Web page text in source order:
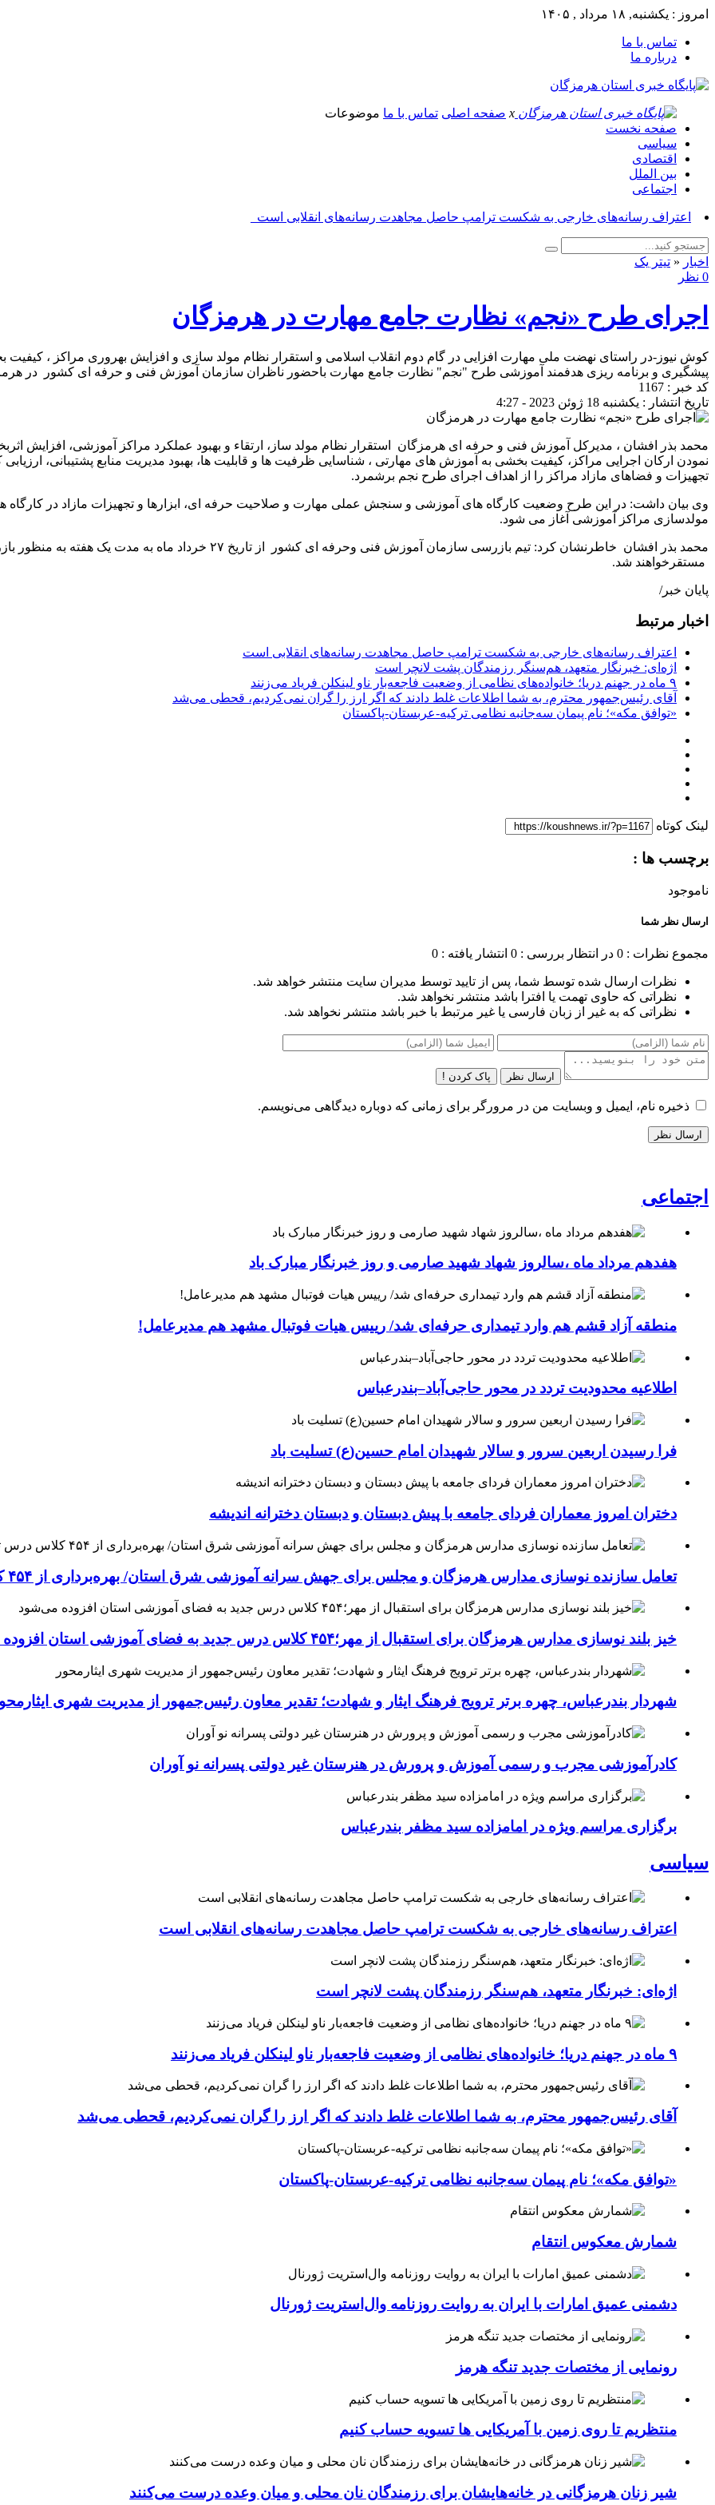
امروز : یکشنبه, ۱۸ مرداد , ۱۴۰۵
تماس با ما
درباره ما
x صفحه اصلی تماس با ما موضوعات
صفحه نخست
سیاسی
اقتصادی
بین الملل
اجتماعی
اعتراف رسانه‌های خارجی به شکست ترامپ حاصل مجاهدت رسانه‌های انقلابی است_
اخبار « تیتر یک
0 نظر
اجرای طرح «نجم» نظارت جامع مهارت در هرمزگان
کوش نیوز-در راستای نهضت ملی مهارت افزایی در گام دوم انقلاب اسلامی و استقرار نظام مولد سازی و افزایش بهروری مراکز ،
پیشگیری و برنامه ریزی هدفمند آموزشی طرح "نجم" نظارت جامع مهارت باحضور ناظران سازمان آموزش فنی و حرفه ای کشور در
کد خبر : 1167
تاریخ انتشار : یکشنبه 18 ژوئن 2023 - 4:27
محمد بذر افشان ، مدیرکل آموزش فنی و حرفه ای هرمزگان استقرار نظام مولد ساز، ارتقاء و بهبود عملکرد مراکز آموزشی، افزایش
نمودن ارکان اجرایی مراکز، کیفیت بخشی به آموزش های مهارتی ، شناسایی ظرفیت ها و قابلیت ها، بهبود مدیریت منابع پشتیبانی،
تجهیزات و فضاهای مازاد مراکز را از اهداف اجرای طرح نجم برشمرد.
وی بیان داشت: در این طرح وضعیت کارگاه های آموزشی و سنجش عملی مهارت و صلاحیت حرفه ای، ابزارها و تجهیزات مازاد در کارگاه
مولدسازی مراکز آموزشی آغاز می شود.
محمد بذر افشان خاطرنشان کرد: تیم بازرسی سازمان آموزش فنی وحرفه ای
مستقرخواهند شد.
پایان خبر/
اخبار مرتبط
اعتراف رسانه‌های خارجی به شکست ترامپ حاصل مجاهدت رسانه‌های انقلابی است
اژه‌ای: خبرنگار متعهد، هم‌سنگر رزمندگان پشت لانچر است
۹ ماه در جهنم دریا؛ خانواده‌های نظامی از وضعیت فاجعه‌بار ناو لینکلن فریاد می‌زنند
آقای رئیس‌جمهور محترم، به شما اطلاعات غلط دادند که اگر ارز را گران نمی‌کردیم، قحطی می‌شد
«توافق مکه»؛ نام پیمان سه‌جانبه نظامی ترکیه-عربستان-پاکستان
لینک کوتاه
برچسب ها :
ناموجود
ارسال نظر شما
مجموع نظرات : 0 در انتظار بررسی : 0 انتشار یافته : 0
نظرات ارسال شده توسط شما، پس از تایید توسط مدیران سایت منتشر خواهد شد.
نظراتی که حاوی تهمت یا افترا باشد منتشر نخواهد شد.
نظراتی که به غیر از زبان فارسی یا غیر مرتبط با خبر باشد منتشر نخواهد شد.
ارسال نظر پاک کردن !
ذخیره نام، ایمیل و وبسایت من در مرورگر برای زمانی که دوباره دیدگاهی می‌نویسم.
اجتماعی
هفدهم مرداد ماه ،سالروز شهاد شهید صارمی و روز خبرنگار مبارک باد
منطقه آزاد قشم هم وارد تیمداری حرفه‌ای شد/ رییس هیات فوتبال مشهد هم مدیرعامل!
اطلاعیه محدودیت تردد در محور حاجی‌آباد–بندرعباس
فرا رسیدن اربعین سرور و سالار شهیدان امام حسین(ع) تسلیت باد
دختران امروز معماران فردای جامعه با پیش دبستان و دبستان دخترانه اندیشه
تعامل سازنده نوسازی مدارس هرمزگان و مجلس برای جهش سرانه آموزشی شرق استان/ بهره‌برداری از ۴۵۴ کلاس درس تا مهرماه
خیز بلند نوسازی مدارس هرمزگان برای استقبال از مهر؛۴۵۴ کلاس درس جدید به فضای آموزشی استان افزوده می‌شود
شهردار بندرعباس، چهره برتر ترویج فرهنگ ایثار و شهادت؛ تقدیر معاون رئیس‌جمهور از مدیریت شهری
کادرآموزشی مجرب و رسمی آموزش و پرورش در هنرستان غیر دولتی پسرانه نو آوران
برگزاری مراسم ویژه در امامزاده سید مظفر بندرعباس
سیاسی
اعتراف رسانه‌های خارجی به شکست ترامپ حاصل مجاهدت رسانه‌های انقلابی است
اژه‌ای: خبرنگار متعهد، هم‌سنگر رزمندگان پشت لانچر است
۹ ماه در جهنم دریا؛ خانواده‌های نظامی از وضعیت فاجعه‌بار ناو لینکلن فریاد می‌زنند
آقای رئیس‌جمهور محترم، به شما اطلاعات غلط دادند که اگر ارز را گران نمی‌کردیم، قحطی می‌شد
«توافق مکه»؛ نام پیمان سه‌جانبه نظامی ترکیه-عربستان-پاکستان
شمارش معکوس انتقام
دشمنی عمیق امارات با ایران به روایت روزنامه وال‌استریت ژورنال
رونمایی از مختصات جدید تنگه هرمز
منتظریم تا روی زمین با آمریکایی ها تسویه حساب کنیم
شیر زنان هرمزگانی در خانه‌هایشان برای رزمندگان نان محلی و میان وعده درست می‌کنند